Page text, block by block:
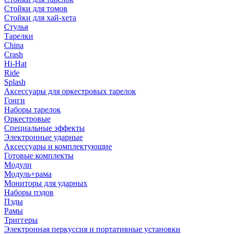
Стойки для томов
Стойки для хай-хета
Стулья
Тарелки
China
Crash
Hi-Hat
Ride
Splash
Аксессуары для оркестровых тарелок
Гонги
Наборы тарелок
Оркестровые
Специальные эффекты
Электронные ударные
Аксессуары и комплектующие
Готовые комплекты
Модули
Модуль+рама
Мониторы для ударных
Наборы пэдов
Пэды
Рамы
Триггеры
Электронная перкуссия и портативные установки